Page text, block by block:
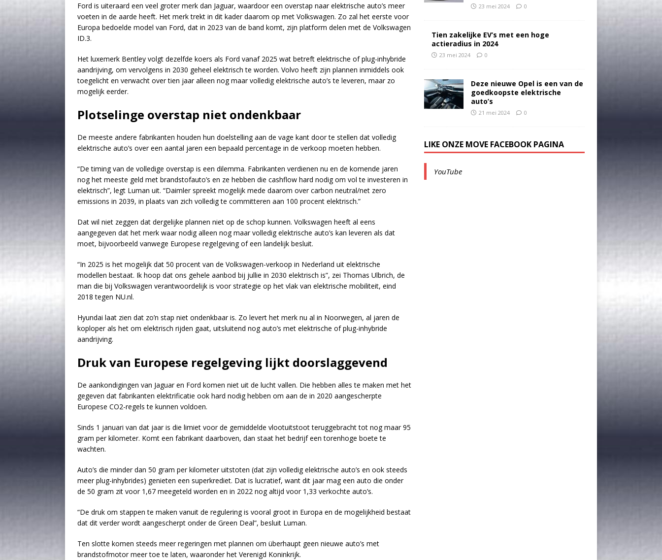
Ford is uiteraard een veel groter merk dan Jaguar, waardoor een overstap naar elektrische auto’s meer
voeten in de aarde heeft. Het merk trekt in dit kader daarom op met Volkswagen. Zo zal het eerste voor
Europa bedoelde model van Ford, dat in 2023 van de band komt, zijn platform delen met de Volkswagen
ID.3.
Het luxemerk Bentley volgt dezelfde koers als Ford vanaf 2025 wat betreft elektrische of plug-inhybride
aandrijving, om vervolgens in 2030 geheel elektrisch te worden. Volvo heeft zijn plannen inmiddels ook
toegelicht en verwacht over tien jaar alleen nog maar volledig elektrische auto’s te leveren, maar zo
mogelijk eerder.
Plotselinge overstap niet ondenkbaar
De meeste andere fabrikanten houden hun doelstelling aan de vage kant door te stellen dat volledig
elektrische auto’s over een aantal jaren een bepaald percentage in de verkoop moeten hebben.
“De timing van de volledige overstap is een dilemma. Fabrikanten verdienen nu en de komende jaren
nog het meeste geld met brandstofauto’s en ze hebben die cashflow hard nodig om vol te investeren in
elektrisch”, legt Luman uit. “Daimler spreekt mogelijk mede daarom over carbon neutral/net zero
emissions in 2039, in plaats van zich volledig te committeren aan 100 procent elektrisch.”
Dat wil niet zeggen dat dergelijke plannen niet op de schop kunnen. Volkswagen heeft al eens
aangegeven dat het merk waar nodig alleen nog maar volledig elektrische auto’s kan leveren als dat
moet, bijvoorbeeld vanwege Europese regelgeving of een landelijk besluit.
“In 2025 is het mogelijk dat 50 procent van de Volkswagen-verkoop in Nederland uit elektrische
modellen bestaat. Ik hoop dat ons gehele aanbod bij jullie in 2030 elektrisch is”, zei Thomas Ulbrich, de
man die bij Volkswagen verantwoordelijk is voor strategie op het vlak van elektrische mobiliteit, eind
2018 tegen NU.nl.
Hyundai laat zien dat zo’n stap niet ondenkbaar is. Zo levert het merk nu al in Noorwegen, al jaren de
koploper als het om elektrisch rijden gaat, uitsluitend nog auto’s met elektrische of plug-inhybride
aandrijving.
Druk van Europese regelgeving lijkt doorslaggevend
De aankondigingen van Jaguar en Ford komen niet uit de lucht vallen. Die hebben alles te maken met het
gegeven dat fabrikanten elektrificatie ook hard nodig hebben om aan de in 2020 aangescherpte
Europese CO2-regels te kunnen voldoen.
Sinds 1 januari van dat jaar is die limiet voor de gemiddelde vlootuitstoot teruggebracht tot nog maar 95
gram per kilometer. Komt een fabrikant daarboven, dan staat het bedrijf een torenhoge boete te
wachten.
Auto’s die minder dan 50 gram per kilometer uitstoten (dat zijn volledig elektrische auto’s en ook steeds
meer plug-inhybrides) genieten een superkrediet. Dat is lucratief, want dit jaar mag een auto die onder
de 50 gram zit voor 1,67 meegeteld worden en in 2022 nog altijd voor 1,33 verkochte auto’s.
“De druk om stappen te maken vanuit de regulering is vooral groot in Europa en de mogelijkheid bestaat
dat dit verder wordt aangescherpt onder de Green Deal”, besluit Luman.
Ten slotte komen steeds meer regeringen met plannen om überhaupt geen nieuwe auto’s met
brandstofmotor meer toe te laten, waaronder het Verenigd Koninkrijk.
23 mei 2024 0
Tien zakelijke EV’s met een hoge
actieradius in 2024
23 mei 2024 0
Deze nieuwe Opel is een van de
goedkoopste elektrische
auto’s
21 mei 2024 0
LIKE ONZE MOVE FACEBOOK PAGINA
YouTube